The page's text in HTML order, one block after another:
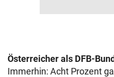
Österreicher als DFB-
Immerhin: Acht Prozent